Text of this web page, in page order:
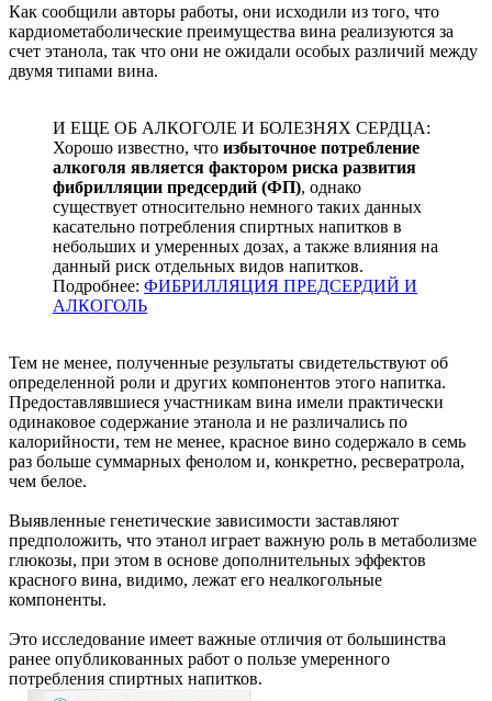
Как сообщили авторы работы, они исходили из того, что
кардиометаболические преимущества вина реализуются за
счет этанола, так что они не ожидали особых различий между
двумя типами вина.
И ЕЩЕ ОБ АЛКОГОЛЕ И БОЛЕЗНЯХ СЕРДЦА:
Хорошо известно, что избыточное потребление
алкоголя является фактором риска развития
фибрилляции предсердий (ФП), однако
существует относительно немного таких данных
касательно потребления спиртных напитков в
небольших и умеренных дозах, а также влияния на
данный риск отдельных видов напитков.
Подробнее: ФИБРИЛЛЯЦИЯ ПРЕДСЕРДИЙ И
АЛКОГОЛЬ
Тем не менее, полученные результаты свидетельствуют об
определенной роли и других компонентов этого напитка.
Предоставлявшиеся участникам вина имели практически
одинаковое содержание этанола и не различались по
калорийности, тем не менее, красное вино содержало в семь
раз больше суммарных фенолом и, конкретно, ресвератрола,
чем белое.
Выявленные генетические зависимости заставляют
предположить, что этанол играет важную роль в метаболизме
глюкозы, при этом в основе дополнительных эффектов
красного вина, видимо, лежат его неалкогольные
компоненты.
Это исследование имеет важные отличия от большинства
ранее опубликованных работ о пользе умеренного
потребления спиртных напитков.